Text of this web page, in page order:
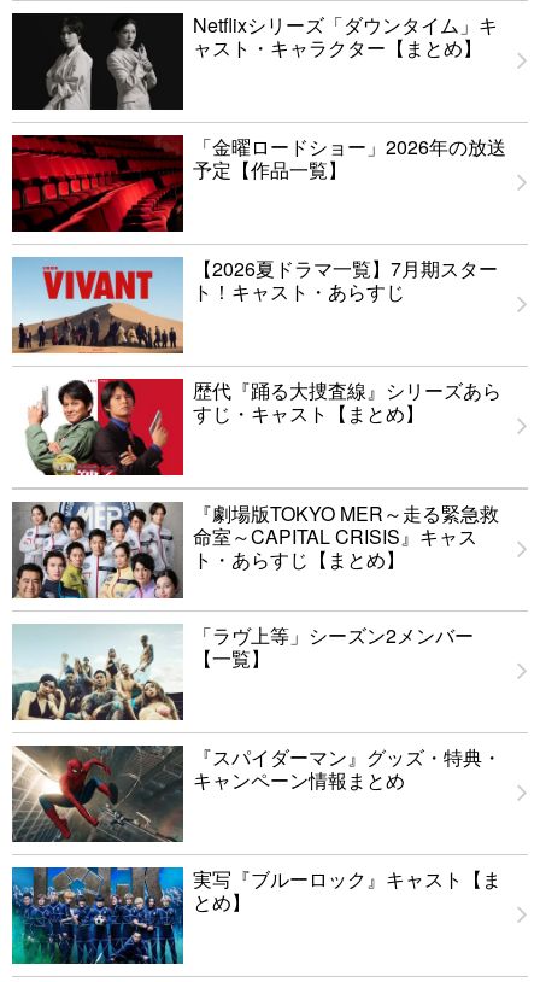
Netflixシリーズ「ダウンタイム」キ
ャスト・キャラクター【まとめ】
「金曜ロードショー」2026年の放送
予定【作品一覧】
【2026夏ドラマ一覧】7月期スター
ト！キャスト・あらすじ
歴代『踊る大捜査線』シリーズあら
すじ・キャスト【まとめ】
『劇場版TOKYO MER～走る緊急救
命室～CAPITAL CRISIS』キャス
ト・あらすじ【まとめ】
「ラヴ上等」シーズン2メンバー
【一覧】
『スパイダーマン』グッズ・特典・
キャンペーン情報まとめ
実写『ブルーロック』キャスト【ま
とめ】